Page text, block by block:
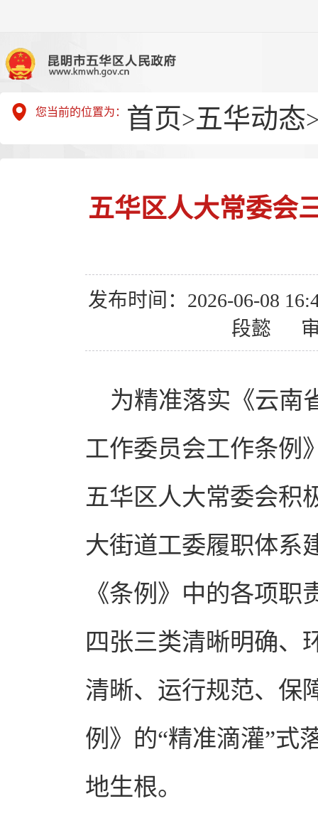
您当前的位置为： 首页>五华动态
五华区人大常委会
发布时间：2026-06-08
段懿
为精准落实《云南
工作委员会工作条例
五华区人大常委会积
大街道工委履职体系
《条例》中的各项
四张三类清晰明确、
清晰、运行规范、保
例》的“精准滴灌”式
地生根。